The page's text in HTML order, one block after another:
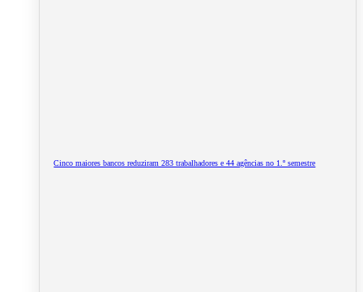
Cinco maiores bancos reduziram 283 trabalhadores e 44 agências no 1.º semestre